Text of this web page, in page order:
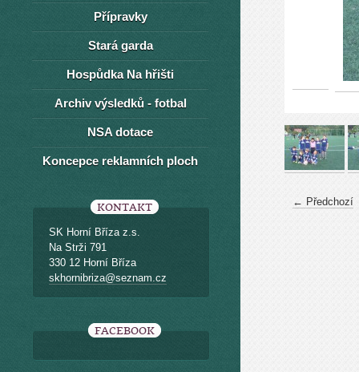
← Předchozí
Přípravky
Stará garda
Hospůdka Na hřišti
Archiv výsledků - fotbal
NSA dotace
Koncepce reklamních ploch
KONTAKT
SK Horní Bříza z.s.
Na Strži 791
330 12 Horní Bříza
skhornibriza@seznam.cz
FACEBOOK